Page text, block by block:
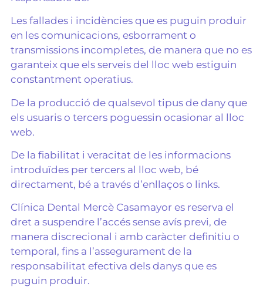
Les fallades i incidències que es puguin produir
en les comunicacions, esborrament o
transmissions incompletes, de manera que no es
garanteix que els serveis del lloc web estiguin
constantment operatius.
De la producció de qualsevol tipus de dany que
els usuaris o tercers poguessin ocasionar al lloc
web.
De la fiabilitat i veracitat de les informacions
introduïdes per tercers al lloc web, bé
directament, bé a través d’enllaços o links.
Clínica Dental Mercè Casamayor es reserva el
dret a suspendre l’accés sense avís previ, de
manera discrecional i amb caràcter definitiu o
temporal, fins a l’assegurament de la
responsabilitat efectiva dels danys que es
puguin produir.